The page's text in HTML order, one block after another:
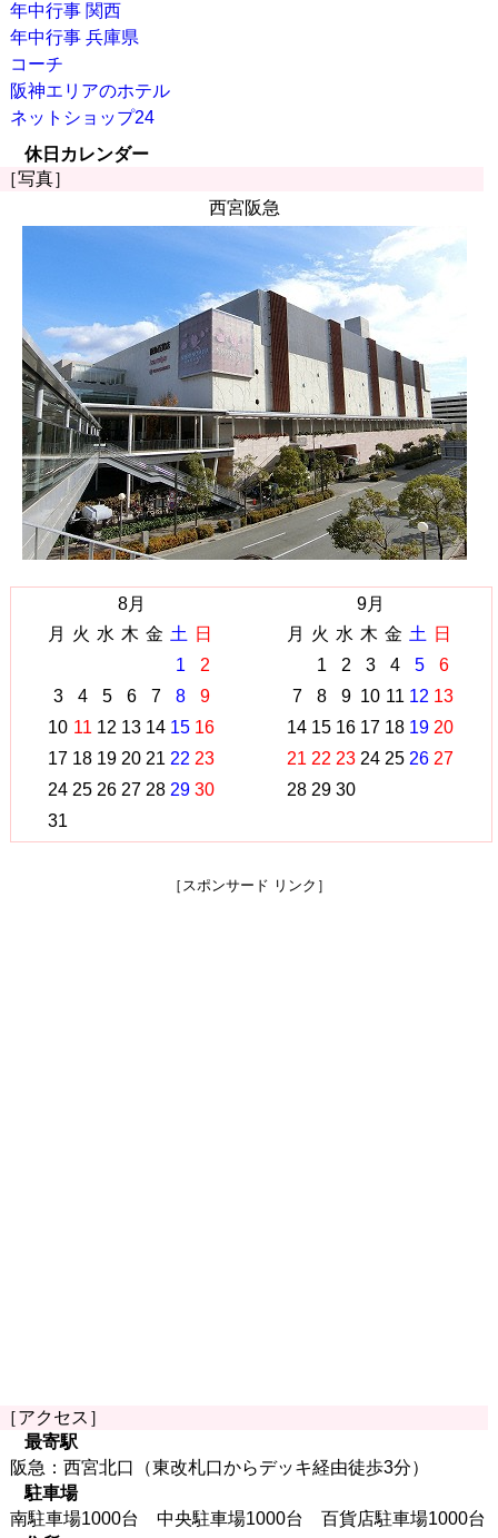
年中行事 関西
年中行事 兵庫県
コーチ
阪神エリアのホテル
ネットショップ24
休日カレンダー
［写真］
西宮阪急
8月
月
火 水 木 金 土
日
1
2
3
4 5 6 7 8
9
10 11 12 13 14 15 16
17 18 19 20 21 22 23
24 25 26 27 28 29 30
31
9月
月
火 水 木 金 土
日
1
2 3 4 5
6
7
8 9 10 11 12 13
14 15 16 17 18 19 20
21 22 23 24 25 26 27
28 29 30
［スポンサード リンク］
［アクセス］
最寄駅
阪急：西宮北口（東改札口からデッキ経由徒歩3分）
駐車場
南駐車場1000台 中央駐車場1000台 百貨店駐車場1000台